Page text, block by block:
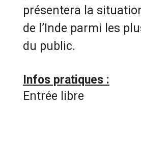
présentera la
de l’Inde parmi les
du public.
Infos pratiques :
Entrée libre